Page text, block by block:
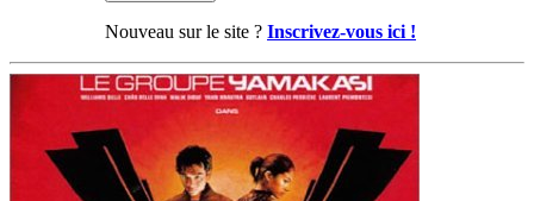
Nouveau sur le site ? Inscrivez-vous ici !